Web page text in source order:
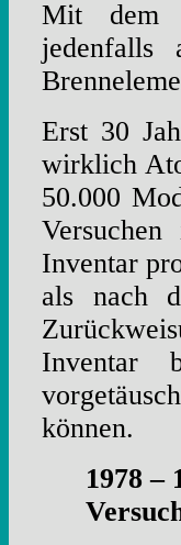
Mit dem
jedenfalls
Erst 30
wirklich
50.000
Inventar
als nach
Inventar
können.
1978 –